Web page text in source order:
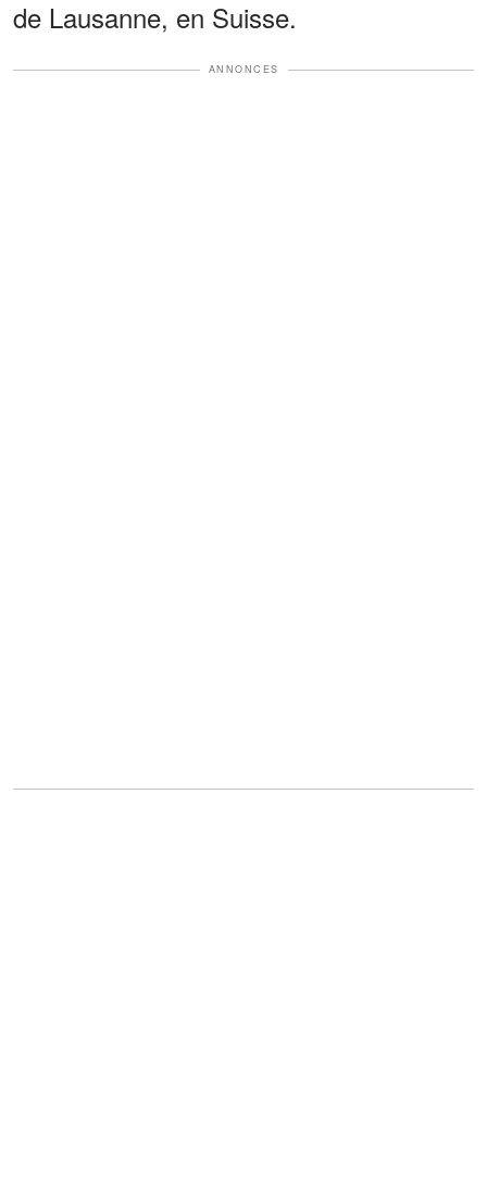
de Lausanne, en Suisse.
ANNONCES